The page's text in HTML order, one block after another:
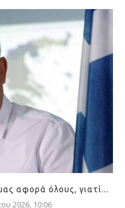
αφορά όλους, γιατί...
2026, 10:06